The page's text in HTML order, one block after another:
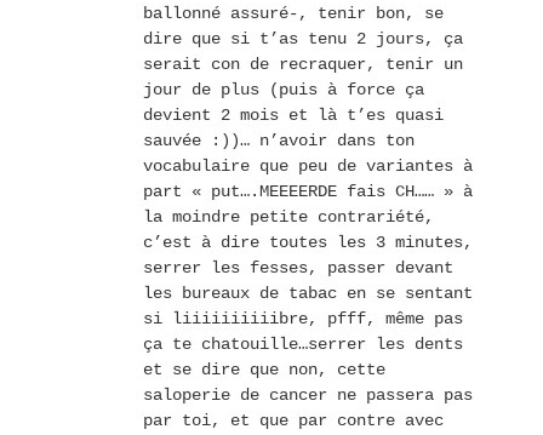
ballonné assuré-, tenir bon, se
dire que si t’as tenu 2 jours, ça
serait con de recraquer, tenir un
jour de plus (puis à force ça
devient 2 mois et là t’es quasi
sauvée :))… n’avoir dans ton
vocabulaire que peu de variantes à
part « put….MEEEERDE fais CH…… » à
la moindre petite contrariété,
c’est à dire toutes les 3 minutes,
serrer les fesses, passer devant
les bureaux de tabac en se sentant
si liiiiiiiiiibre, pfff, même pas
ça te chatouille…serrer les dents
et se dire que non, cette
saloperie de cancer ne passera pas
par toi, et que par contre avec